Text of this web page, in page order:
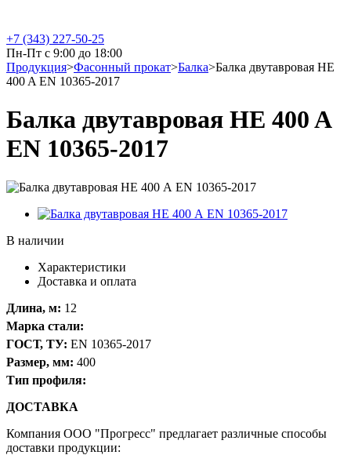
+7 (343) 227-50-25
Пн-Пт с 9:00 до 18:00
Продукция>Фасонный прокат>Балка>Балка двутавровая HE
400 A EN 10365-2017
Балка двутавровая HE 400 A
EN 10365-2017
В наличии
Характеристики
Доставка и оплата
Длина, м: 12
Марка стали:
ГОСТ, ТУ: EN 10365-2017
Размер, мм: 400
Тип профиля:
ДОСТАВКА
Компания OOO "Прогресс" предлагает различные способы
доставки продукции: